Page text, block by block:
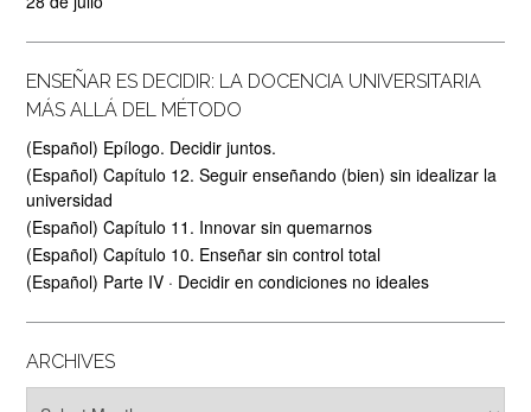
ENSEÑAR ES DECIDIR: LA DOCENCIA UNIVERSITARIA
MÁS ALLÁ DEL MÉTODO
(Español) Epílogo. Decidir juntos.
(Español) Capítulo 12. Seguir enseñando (bien) sin idealizar la
universidad
(Español) Capítulo 11. Innovar sin quemarnos
(Español) Capítulo 10. Enseñar sin control total
(Español) Parte IV · Decidir en condiciones no ideales
ARCHIVES